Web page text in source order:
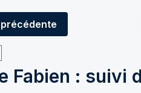
précédente
Fabien : suivi